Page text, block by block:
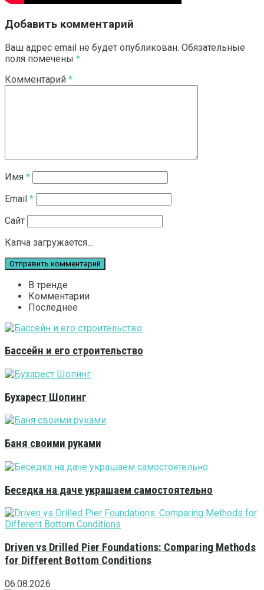
Добавить комментарий
Ваш адрес email не будет опубликован. Обязательные
поля помечены *
Комментарий *
Имя *
Email *
Сайт
Капча загружается...
В тренде
Комментарии
Последнее
Бассейн и его строительство
Бухарест Шопинг
Баня своими руками
Беседка на даче украшаем самостоятельно
Driven vs Drilled Pier Foundations: Comparing Methods
for Different Bottom Conditions
06.08.2026